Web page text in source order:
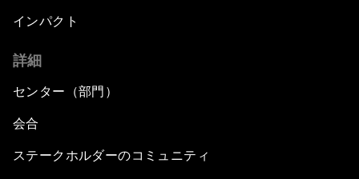
インパクト
詳細
センター（部門）
会合
ステークホルダーのコミュニティ